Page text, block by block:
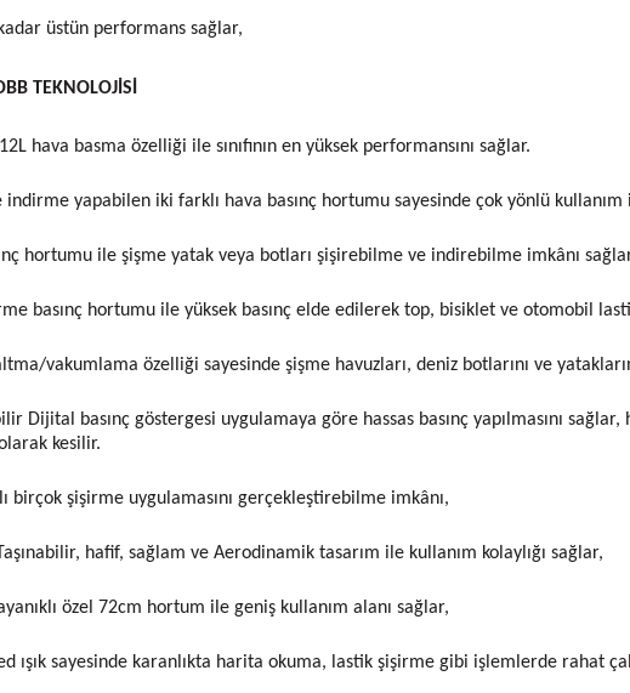
kadar üstün performans sağlar,
TEKNOLOJİSİ
hava basma özelliği ile sınıfının en yüksek performansını sağlar.
indirme yapabilen iki farklı hava basınç hortumu sayesinde çok yönlü kullanım
hortumu ile şişme yatak veya botları şişirebilme ve indirebilme imkânı
basınç hortumu ile yüksek basınç elde edilerek top, bisiklet ve otomobil
vakumlama özelliği sayesinde şişme havuzları, deniz botlarını ve
Dijital basınç göstergesi uygulamaya göre hassas basınç yapılmasını
kesilir.
birçok şişirme uygulamasını gerçekleştirebilme imkânı,
hafif, sağlam ve Aerodinamik tasarım ile kullanım kolaylığı sağlar,
özel 72cm hortum ile geniş kullanım alanı sağlar,
ışık sayesinde karanlıkta harita okuma, lastik şişirme gibi işlemlerde rahat